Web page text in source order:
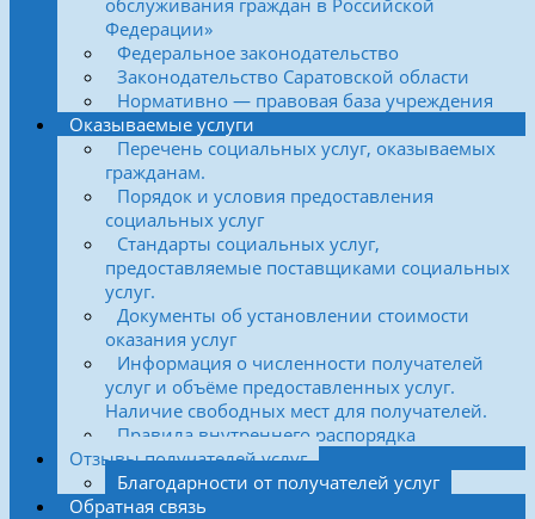
Федерации»
Федеральное законодательство
Законодательство Саратовской области
Нормативно — правовая база учреждения
Оказываемые услуги
Перечень социальных услуг, оказываемых
гражданам.
Порядок и условия предоставления
социальных услуг
Стандарты социальных услуг,
предоставляемые поставщиками социальных
услуг.
Документы об установлении стоимости
оказания услуг
Информация о численности получателей
услуг и объёме предоставленных услуг.
Наличие свободных мест для получателей.
Правила внутреннего распорядка
Отзывы получателей услуг
Благодарности от получателей услуг
Обратная связь